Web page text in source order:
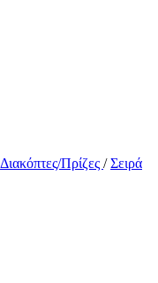
Διακόπτες/Πρίζες / Σειρά